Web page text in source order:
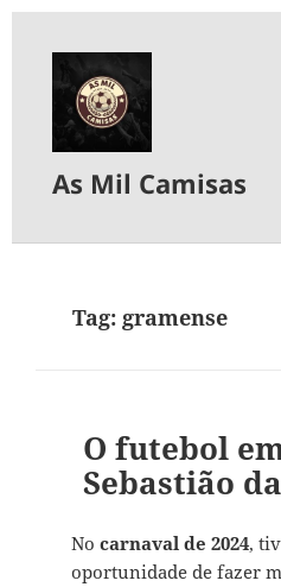
As Mil Camisas
Tag: gramense
O futebol
Sebastião
No carnaval de 2024,
oportunidade de fazer